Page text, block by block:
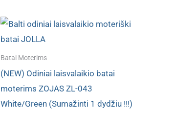
Batai Moterims
(NEW) Odiniai laisvalaikio batai
moterims ZOJAS ZL-043
White/Green (Sumažinti 1 dydžiu !!!)